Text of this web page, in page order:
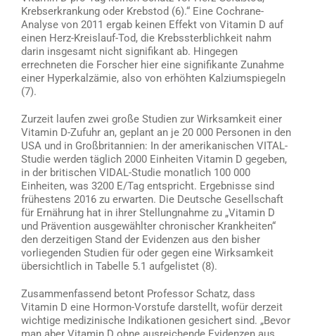
Krebserkrankung oder Krebstod (6).“ Eine Cochrane-
Analyse von 2011 ergab keinen Effekt von Vitamin D auf
einen Herz-Kreislauf-Tod, die Krebssterblichkeit nahm
darin insgesamt nicht signifikant ab. Hingegen
errechneten die Forscher hier eine signifikante Zunahme
einer Hyperkalzämie, also von erhöhten Kalziumspiegeln
(7).
Zurzeit laufen zwei große Studien zur Wirksamkeit einer
Vitamin D-Zufuhr an, geplant an je 20 000 Personen in den
USA und in Großbritannien: In der amerikanischen VITAL-
Studie werden täglich 2000 Einheiten Vitamin D gegeben,
in der britischen VIDAL-Studie monatlich 100 000
Einheiten, was 3200 E/Tag entspricht. Ergebnisse sind
frühestens 2016 zu erwarten. Die Deutsche Gesellschaft
für Ernährung hat in ihrer Stellungnahme zu „Vitamin D
und Prävention ausgewählter chronischer Krankheiten“
den derzeitigen Stand der Evidenzen aus den bisher
vorliegenden Studien für oder gegen eine Wirksamkeit
übersichtlich in Tabelle 5.1 aufgelistet (8).
Zusammenfassend betont Professor Schatz, dass
Vitamin D eine Hormon-Vorstufe darstellt, wofür derzeit
wichtige medizinische Indikationen gesichert sind. „Bevor